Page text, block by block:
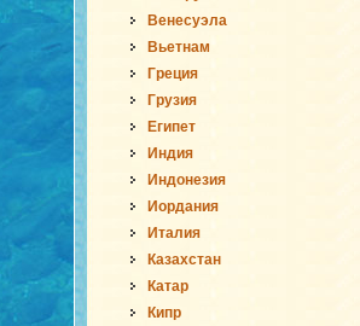
Венесуэла
Вьетнам
Греция
Грузия
Египет
Индия
Индонезия
Иордания
Италия
Казахстан
Катар
Кипр